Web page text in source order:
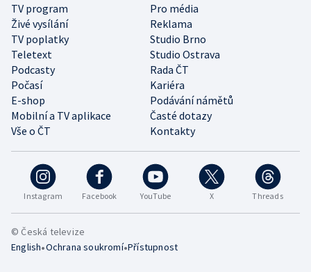
Instagram Facebook YouTube X Threads
TV program
Pro média
Živé vysílání
Reklama
TV poplatky
Studio Brno
Teletext
Studio Ostrava
Podcasty
Rada ČT
Počasí
Kariéra
E-shop
Podávání námětů
Mobilní a TV aplikace
Časté dotazy
Vše o ČT
Kontakty
© Česká televize
English•Ochrana soukromí•Přístupnost